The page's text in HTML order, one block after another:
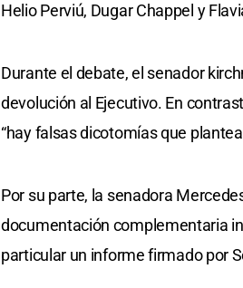
Helio Perviú, Dugar Chappel y
Durante el debate, el senador
devolución al Ejecutivo. En
“hay falsas dicotomías que
Por su parte, la senadora
documentación complementaria
particular un informe firmado por